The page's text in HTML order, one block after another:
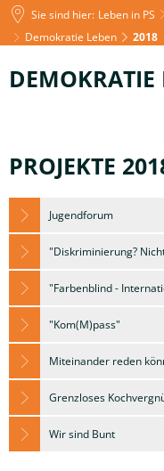
Sie sind hier: Leben in PS
Demokratie Leben
2018
2018
DEMOKRATIE
PROJEKTE
Jugendforum
"Diskriminierung?
"Farbenblind -
"Kom(M)pass"
Miteinander reden
Grenzloses
Wir sind Bunt